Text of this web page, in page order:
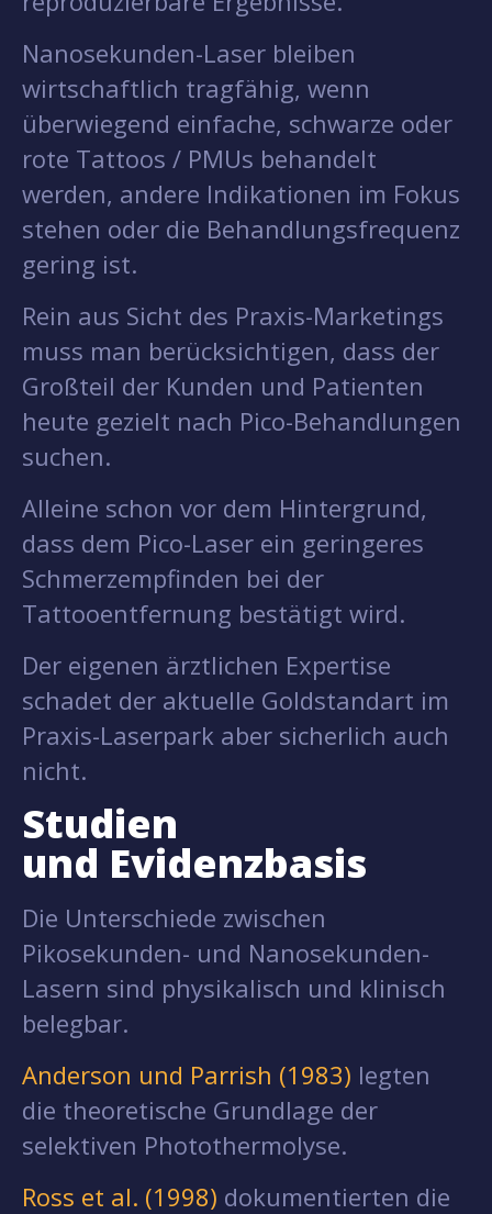
Nanosekunden-Laser bleiben
wirtschaftlich tragfähig, wenn
überwiegend einfache, schwarze oder
rote Tattoos / PMUs behandelt
werden, andere Indikationen im Fokus
stehen oder die Behandlungsfrequenz
gering ist.
Rein aus Sicht des Praxis-Marketings
muss man berücksichtigen, dass der
Großteil der Kunden und Patienten
heute gezielt nach Pico-Behandlungen
suchen.
Alleine schon vor dem Hintergrund,
dass dem Pico-Laser ein geringeres
Schmerzempfinden bei der
Tattooentfernung bestätigt wird.
Der eigenen ärztlichen Expertise
schadet der aktuelle Goldstandart im
Praxis-Laserpark aber sicherlich auch
nicht.
Studien
und Evidenzbasis
Die Unterschiede zwischen
Pikosekunden- und Nanosekunden-
Lasern sind physikalisch und klinisch
belegbar.
Anderson und Parrish (1983) legten
die theoretische Grundlage der
selektiven Photothermolyse.
Ross et al. (1998) dokumentierten die